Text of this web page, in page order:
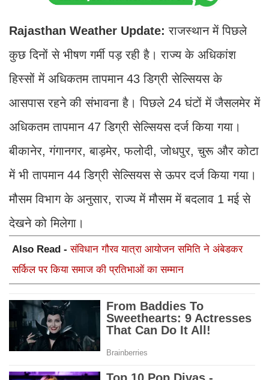
Rajasthan Weather Update: राजस्थान में पिछले
कुछ दिनों से भीषण गर्मी पड़ रही है। राज्य के अधिकांश
हिस्सों में अधिकतम तापमान 43 डिग्री सेल्सियस के
आसपास रहने की संभावना है। पिछले 24 घंटों में जैसलमेर में
अधिकतम तापमान 47 डिग्री सेल्सियस दर्ज किया गया।
बीकानेर, गंगानगर, बाड़मेर, फलोदी, जोधपुर, चुरू और कोटा
में भी तापमान 44 डिग्री सेल्सियस से ऊपर दर्ज किया गया।
मौसम विभाग के अनुसार, राज्य में मौसम में बदलाव 1 मई से
देखने को मिलेगा।
Also Read -संविधान गौरव यात्रा आयोजन समिति ने अंबेडकर
सर्किल पर किया समाज की प्रतिभाओं का सम्मान